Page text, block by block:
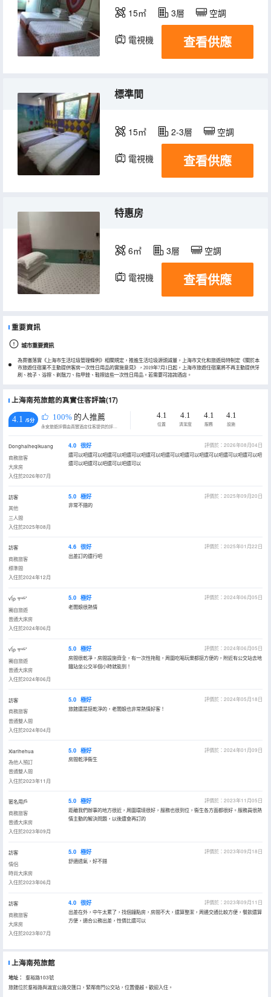
15㎡ 3層 空調
電視機 查看供應
標準間
15㎡ 2-3層 空調
電視機 查看供應
特惠房
6㎡ 3層 空調
電視機 查看供應
重要資訊
城市重要資訊
為貫徹落實《上海市生活垃圾管理條例》相關規定，推進生活垃圾源頭減量，上海市文化和旅遊局特制定《關於本
市旅遊住宿業不主動提供客房一次性日用品的實施意見》，2019年7月1日起，上海市旅遊住宿業將不再主動提供牙
刷、梳子、浴擦、剃鬚刀、指甲銼、鞋擦這些一次性日用品。若需要可諮詢酒店。
上海南苑旅館的真實住客評論(17)
4.1 /5分 100% 的人推薦
永安旅遊評價由真實酒店住客提供的評價。
4.1
位置
4.1
清潔度
4.1
服務
4.1
設施
Donghaiheqikuang
商務旅客
大床房
入住於2026年07月
4.0 很好
評價於：2026年08月04日
還可以吧還可以吧還可以吧還可以吧還可以吧還可以吧還可以吧還可以吧還可以吧還可以吧
還可以吧還可以吧還可以吧還可以
訪客
其他
三人間
入住於2025年08月
5.0 極好
評價於：2025年09月20日
非常不錯的
訪客
商務旅客
標準間
入住於2024年12月
4.6 很好
評價於：2025年01月22日
出差訂的還行吧
ꪜiρ ᯤ⁶ᴳ⁺
獨自旅遊
普通大床房
入住於2024年06月
5.0 極好
評價於：2024年06月05日
老闆娘很熱情
ꪜiρ ᯤ⁶ᴳ⁺
獨自旅遊
普通大床房
入住於2024年06月
5.0 極好
評價於：2024年06月05日
房間很乾凈，房間設施齊全，有一次性拖鞋，周圍吃喝玩樂都挺方便的，附近有公交站去地
鐵站坐公交半個小時就能到！
訪客
商務旅客
普通雙人間
入住於2024年04月
5.0 極好
評價於：2024年05月18日
旅館還是挺乾淨的，老闆娘也非常熱情好客！
Xiarihehua
為他人預訂
普通雙人間
入住於2023年11月
5.0 極好
評價於：2024年01月09日
房間乾淨衞生
匿名用戶
商務旅客
普通大床房
入住於2023年09月
5.0 極好
評價於：2023年11月05日
距離我們辦事的地方很近，周圍環境很好，服務也很到位，衞生各方面都很好。服務員很熱
情主動的解決問題，以後還會再訂的
訪客
情侶
時尚大床房
入住於2023年06月
5.0 極好
評價於：2023年09月18日
舒適透氣，好不錯
訪客
商務旅客
大床房
入住於2023年07月
4.0 很好
評價於：2023年09月11日
出差在外，中午太累了，找個鐘點房，房間不大，還算整潔，周邊交通比較方便，餐飲還算
方便，適合公務出差，性價比還可以
上海南苑旅館
地址：
羣裕路103號
旅館位於羣裕路與滬宜公路交匯口，緊鄰南門公交站，位置優越。歡迎入住。